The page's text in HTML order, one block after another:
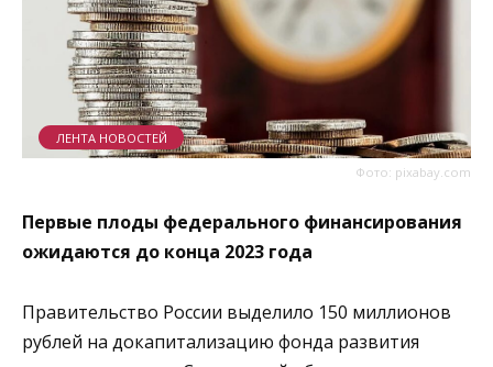
Фото: pixabay.com
ЛЕНТА НОВОСТЕЙ
Первые плоды федерального финансирования
ожидаются до конца 2023 года
Правительство России выделило 150 миллионов
рублей на докапитализацию фонда развития